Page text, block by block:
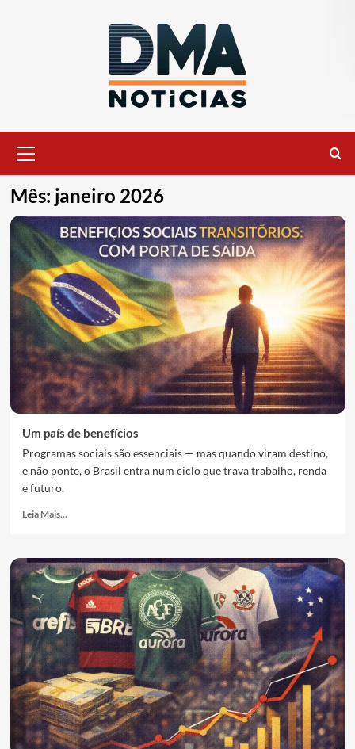
principal
Mês: janeiro 2026
Um país de benefícios
Programas sociais são essenciais — mas quando viram destino,
e não ponte, o Brasil entra num ciclo que trava trabalho, renda
e futuro.
Leia Mais...